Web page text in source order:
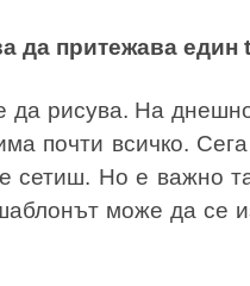
да притежава един
рисува. На
почти всичко.
сетиш. Но е важно
може да се